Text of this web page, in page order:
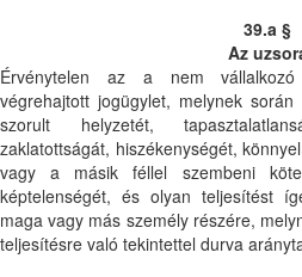
39.a §
Az
Érvénytelen az a nem
végrehajtott jogügylet, melynek
szorult helyzetét,
zaklatottságát, hiszékenységét,
vagy a másik féllel szembeni
képtelenségét, és olyan teljesítést
maga vagy más személy részére,
teljesítésre való tekintettel durva